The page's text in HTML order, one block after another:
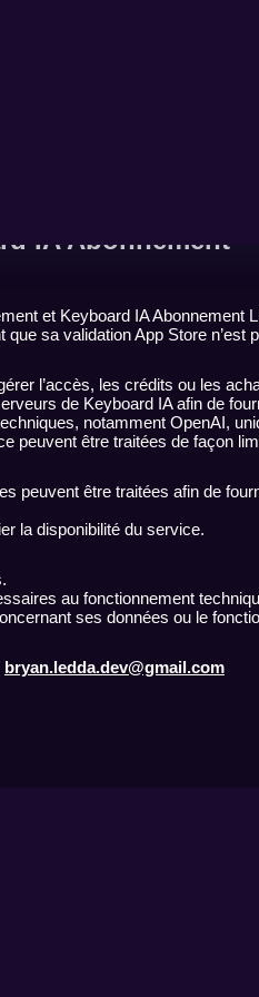
IA Abonnement
et Keyboard IA Abonnement
sa validation App Store n’est
l’accès, les crédits ou les
de Keyboard IA afin de
notamment OpenAI,
peuvent être traitées de façon
peuvent être traitées afin de
la disponibilité du service.
au fonctionnement
ses données ou le
bryan.ledda.dev@gmail.com